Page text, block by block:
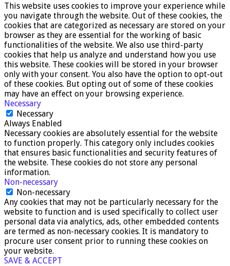
This website uses cookies to improve your experience while
you navigate through the website. Out of these cookies, the
cookies that are categorized as necessary are stored on your
browser as they are essential for the working of basic
functionalities of the website. We also use third-party
cookies that help us analyze and understand how you use
this website. These cookies will be stored in your browser
only with your consent. You also have the option to opt-out
of these cookies. But opting out of some of these cookies
may have an effect on your browsing experience.
Necessary
Necessary
Always Enabled
Necessary cookies are absolutely essential for the website
to function properly. This category only includes cookies
that ensures basic functionalities and security features of
the website. These cookies do not store any personal
information.
Non-necessary
Non-necessary
Any cookies that may not be particularly necessary for the
website to function and is used specifically to collect user
personal data via analytics, ads, other embedded contents
are termed as non-necessary cookies. It is mandatory to
procure user consent prior to running these cookies on
your website.
SAVE & ACCEPT